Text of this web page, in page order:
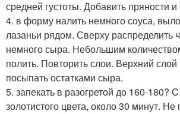
средней густоты. Добавить пряности и
4. в форму налить немного соуса,
лазаньи рядом. Сверху распределить
немного сыра. Небольшим
полить. Повторить слои. Верхний
посыпать остатками сыра.
5. запекать в разогретой до 160-180?
золотистого цвета, около 30 минут. Не